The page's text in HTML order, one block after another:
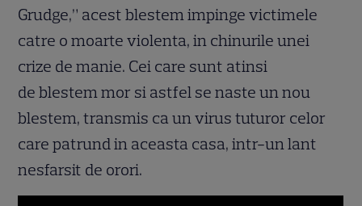
Grudge,” acest blestem impinge victimele
catre o moarte violenta, in chinurile unei
crize de manie. Cei care sunt atinsi
de blestem mor si astfel se naste un nou
blestem, transmis ca un virus tuturor celor
care patrund in aceasta casa, intr-un lant
nesfarsit de orori.